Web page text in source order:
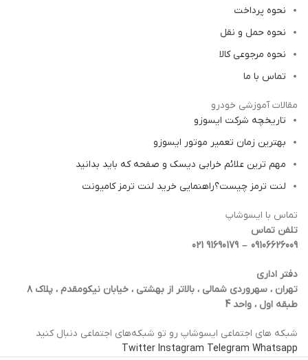
نحوه پرداخت
نحوه حمل و نقل
نحوه مرجوعی کالا
تماس با ما
مقالات آموزشی خودرو
تاریخچه شرکت ایسوزو
بهترین زمان تعمیر موتور ایسوزو
مهم ترین علائم خرابی دیسک و صفحه که باید بدانید
لنت ترمز چیست؟راهنمایی خرید لنت ترمز کامیونت
تماس با ایسوشاپ
تلفن تماس
09106626009 – 91690179 021
دفتر اداری
تهران ، سهروردی شمالی ، بالاتر از بهشتی ، خیابان نیکومقدم ، پلاک ۸
طبقه اول ، واحد 4
شبکه‌ های اجتماعی ایسوشاپ رو تو شبکه‌های اجتماعی دنبال کنید
Twitter Instagram Telegram Whatsapp